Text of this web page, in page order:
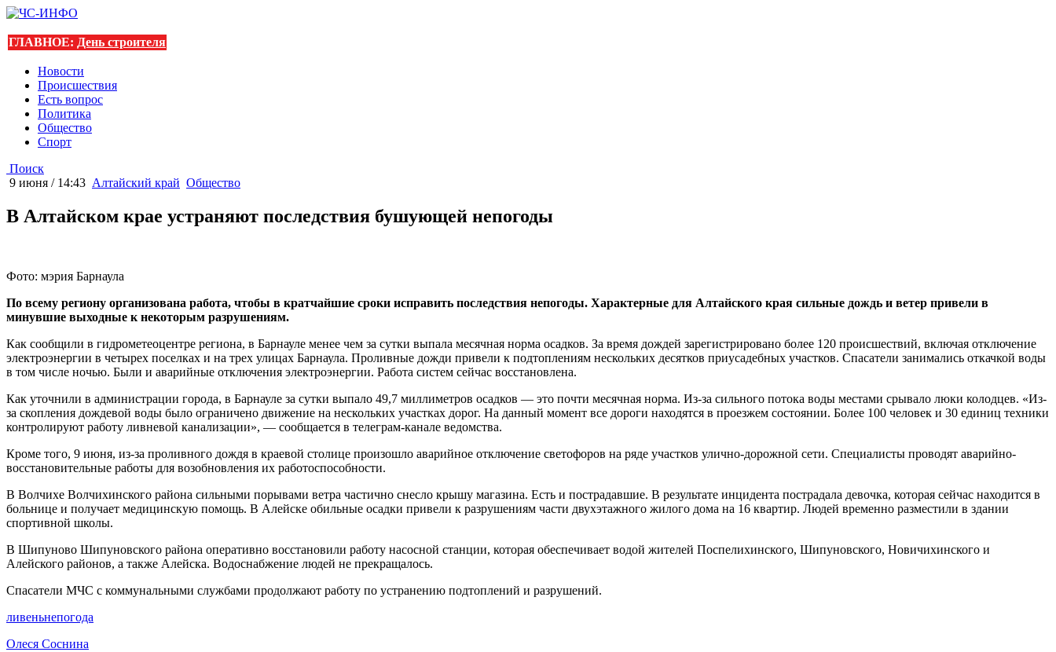
ГЛАВНОЕ: День строителя
Новости
Происшествия
Есть вопрос
Политика
Общество
Спорт
Поиск
9 июня / 14:43 Алтайский край Общество
В Алтайском крае устраняют последствия бушующей непогоды
Фото: мэрия Барнаула
По всему региону организована работа, чтобы в кратчайшие сроки исправить последствия непогоды. Характерные для Алтайского края сильные дождь и ветер привели в
минувшие выходные к некоторым разрушениям.
Как сообщили в гидрометеоцентре региона, в Барнауле менее чем за сутки выпала месячная норма осадков. За время дождей зарегистрировано более 120 происшествий, включая отключение
электроэнергии в четырех поселках и на трех улицах Барнаула. Проливные дожди привели к подтоплениям нескольких десятков приусадебных участков. Спасатели занимались откачкой воды
в том числе ночью. Были и аварийные отключения электроэнергии. Работа систем сейчас восстановлена.
Как уточнили в администрации города, в Барнауле за сутки выпало 49,7 миллиметров осадков — это почти месячная норма. Из-за сильного потока воды местами срывало люки колодцев. «Из-
за скопления дождевой воды было ограничено движение на нескольких участках дорог. На данный момент все дороги находятся в проезжем состоянии. Более 100 человек и 30 единиц техники
контролируют работу ливневой канализации», — сообщается в телеграм-канале ведомства.
Кроме того, 9 июня, из-за проливного дождя в краевой столице произошло аварийное отключение светофоров на ряде участков улично-дорожной сети. Специалисты проводят аварийно-
восстановительные работы для возобновления их работоспособности.
В Волчихе Волчихинского района сильными порывами ветра частично снесло крышу магазина. Есть и пострадавшие. В результате инцидента пострадала девочка, которая сейчас находится в
больнице и получает медицинскую помощь. В Алейске обильные осадки привели к разрушениям части двухэтажного жилого дома на 16 квартир. Людей временно разместили в здании
спортивной школы.
В Шипуново Шипуновского района оперативно восстановили работу насосной станции, которая обеспечивает водой жителей Поспелихинского, Шипуновского, Новичихинского и
Алейского районов, а также Алейска. Водоснабжение людей не прекращалось.
Спасатели МЧС с коммунальными службами продолжают работу по устранению подтоплений и разрушений.
ливеньнепогода
Олеся Соснина